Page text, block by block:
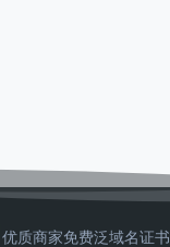
优质商家免费泛域名证书